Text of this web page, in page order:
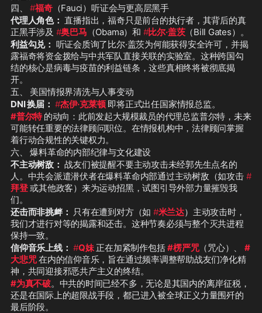
四、 #福奇（Fauci）听证会与更高层黑手
代理人角色： 直播指出，福奇只是前台的执行者，其背后的真
正黑手涉及 #奥巴马 （Obama）和 #比尔·盖茨（Bill Gates）。
利益勾兑： 听证会质询了比尔·盖茨为何能获得安全许可，并揭
露福奇将资金拨给与中共军队直接关联的实验室。这种跨国勾
结的核心是病毒与疫苗的利益链条，这些真相终将被彻底揭
开。
五、 美国情报界清洗与人事变动
DNI 换届： #杰伊·克莱顿 即将正式出任国家情报总监。
#普尔特 的动向：此前发起大规模裁员的代理总监普尔特，未来
可能转任重要的法律顾问职位。在情报机构中，法律顾问掌握
着行动合规性的关键权力。
六、 爆料革命的内部纪律与文化建设
不主动树敌： 战友们被提醒不要主动攻击未经郭先生点名的
人。中共会派遣潜伏者在爆料革命内部通过主动树敌（如攻击 #
拜登 或其他政客）来为运动招黑，试图引导外部力量摧毁我
们。
还击而非挑衅： 只有在遭到对方（如 #米兰达）主动攻击时，
我们才进行对等的揭露和还击。这种节奏必须与整个灭共进程
保持一致。
信仰音乐上线： #Q妹 正在加紧制作包括 #楞严咒（咒心）、 #
大悲咒 在内的信仰音乐，旨在通过频率调整帮助战友们净化精
神，共同迎接邪恶共产主义的终结。
#为真不破。中共的时间已经不多，无论是其国内的离岸征税，
还是在国际上的超限战手段，都已进入被全球正义力量围歼的
最后阶段。